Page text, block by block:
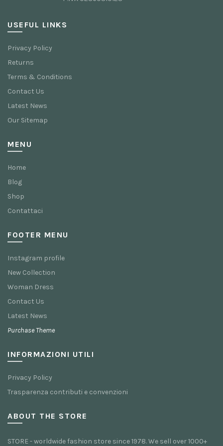
USEFUL LINKS
Privacy Policy
Returns
Terms & Conditions
Contact Us
Latest News
Our Sitemap
MENU
Home
Blog
Shop
Contattaci
FOOTER MENU
Instagram profile
New Collection
Woman Dress
Contact Us
Latest News
Purchase Theme
INFORMAZIONI UTILI
Privacy Policy
Trasparenza contributi e convenzioni
ABOUT THE STORE
STORE - worldwide fashion store since 1978. We sell over 1000+